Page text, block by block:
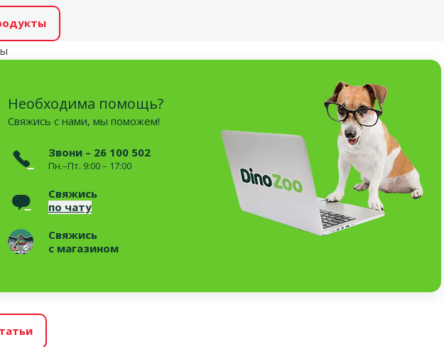
Необходима помощь?
Свяжись с нами, мы поможем!
Звони – 26 100 502
Пн.–Пт. 9:00 – 17:00
Свяжись
по чату
Свяжись
с магазином